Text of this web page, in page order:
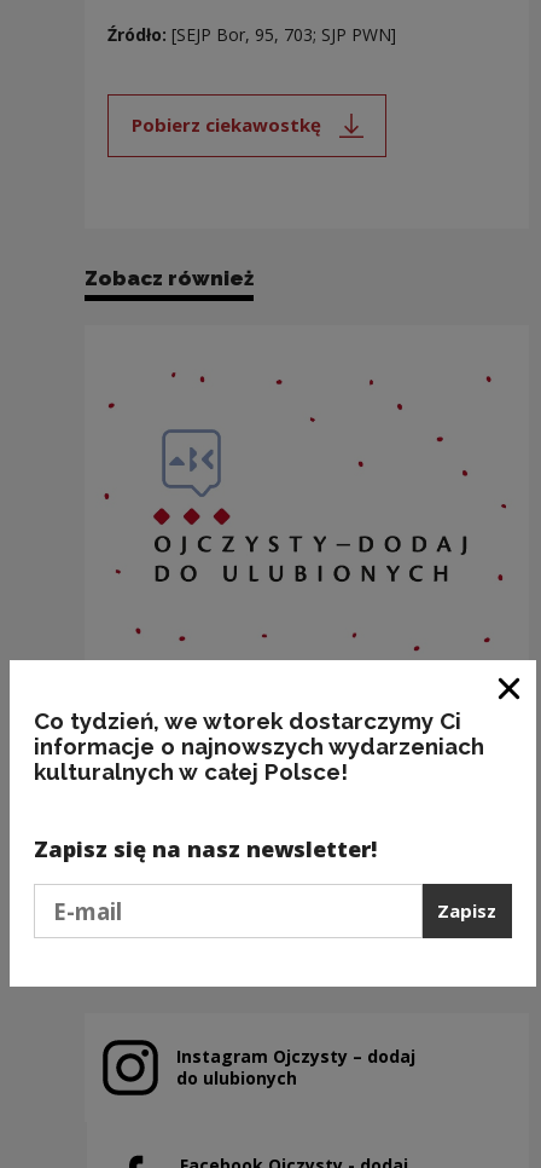
Źródło: [SEJP Bor, 95, 703; SJP PWN]
Pobierz ciekawostkę
Uwaga, link zostanie otwarty
Zobacz również
Kategorie:semantyka, jedzenie
Instagram Ojczysty – dodaj
do ulubionych
Uwaga, link zostanie otwarty w nowym oknie
Co tydzień, we wtorek dostarczymy Ci
informacje o najnowszych wydarzeniach
kulturalnych w całej Polsce!
Zapisz się na nasz newsletter!
Zapisz